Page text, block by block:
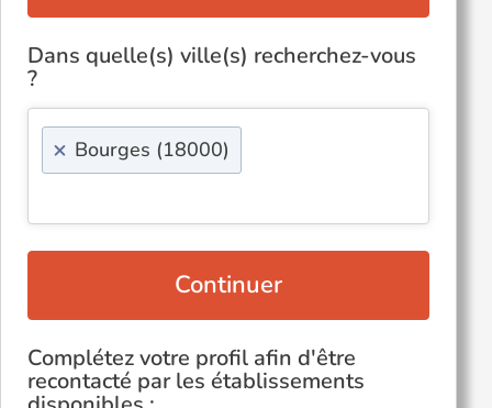
Dans quelle(s) ville(s) recherchez-vous
?
× Bourges (18000)
Continuer
Complétez votre profil afin d'être
recontacté par les établissements